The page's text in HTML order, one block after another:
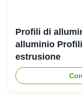
Profili di
alluminio
estrusione